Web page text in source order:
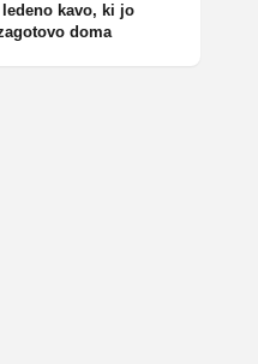
kavo, ki jo
doma